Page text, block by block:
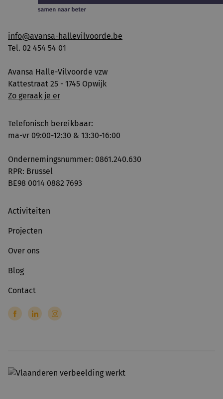
info@avansa-hallevilvoorde.be
Tel. 02 454 54 01
Avansa Halle-Vilvoorde vzw
Kattestraat 25 - 1745 Opwijk
Zo geraak je er
Telefonisch bereikbaar:
ma-vr 09:00-12:30 & 13:30-16:00
Ondernemingsnummer: 0861.240.630
RPR: Brussel
BE98 0014 0882 7693
Activiteiten
Projecten
Over ons
Blog
Contact